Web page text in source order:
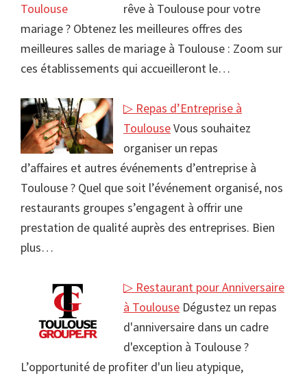
rêve à Toulouse pour votre
mariage ? Obtenez les meilleures offres des
meilleures salles de mariage à Toulouse : Zoom sur
ces établissements qui accueilleront le…
▷ Repas d’Entreprise à
ToulouseVous souhaitez
organiser un repas
d’affaires et autres événements d’entreprise à
Toulouse ? Quel que soit l’événement organisé, nos
restaurants groupes s’engagent à offrir une
prestation de qualité auprès des entreprises. Bien
plus…
▷ Restaurant pour Anniversaire
à Toulouse Dégustez un repas
d'anniversaire dans un cadre
d'exception à Toulouse ?
L’opportunité de profiter d'un lieu atypique,